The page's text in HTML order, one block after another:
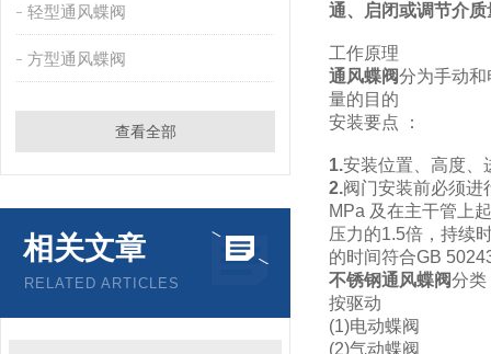
轻型通风蝶阀
方型通风蝶阀
查看全部
相关文章
RELATED ARTICLES
通、启闭或调节介质
工作原理
通风蝶阀分为手动
量的目的
安装要点 ：
1.安装位置、高度、
2.阀门安装前必须进
MPa 及在主干管上
压力的1.5倍，持续
的时间符合GB
不锈钢通风蝶阀分类
按驱动
(1)电动蝶阀
(2)气动蝶阀